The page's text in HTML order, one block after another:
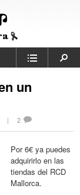
un
|2
Por 6€ ya puedes
adquirirlo en las
tiendas del RCD
Mallorca.